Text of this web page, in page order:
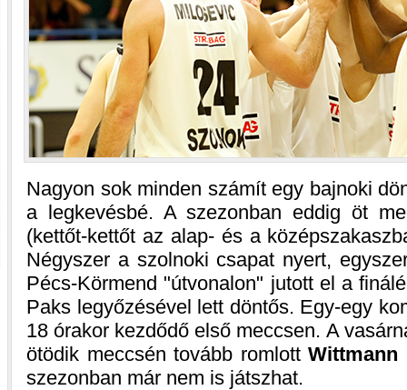
Nagyon sok minden számít egy bajnoki
a legkevésbé. A szezonban eddig öt
(kettőt-kettőt az alap- és a
Négyszer a szolnoki csapat nyert,
Pécs-Körmend "útvonalon" jutott el a
Paks legyőzésével lett döntős. Egy-egy
18 órakor kezdődő első meccsen. A
ötödik meccsén tovább romlottWittmann
szezonban már nem is játszhat.